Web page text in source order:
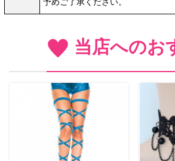
予めご了承ください。
当店へのお